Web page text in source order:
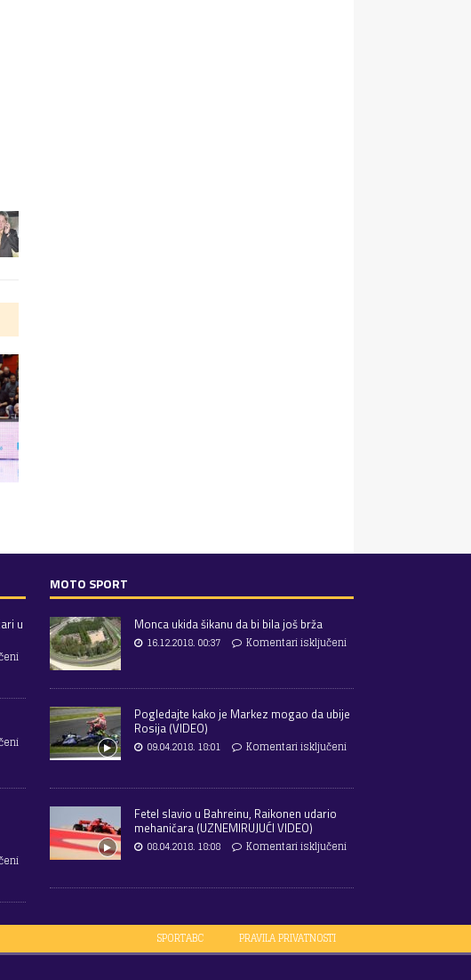
u
MOTO SPORT
Monca ukida šikanu da bi bila još brža
16.12.2018. 00:37
Komentari isključeni
Pogledajte kako je Markez mogao da ubije
Rosija (VIDEO)
09.04.2018. 18:01
Komentari isključeni
Fetel slavio u Bahreinu, Raikonen udario
mehaničara (UZNEMIRUJUĆI VIDEO)
08.04.2018. 18:08
Komentari isključeni
SPORTABC PRAVILA PRIVATNOSTI